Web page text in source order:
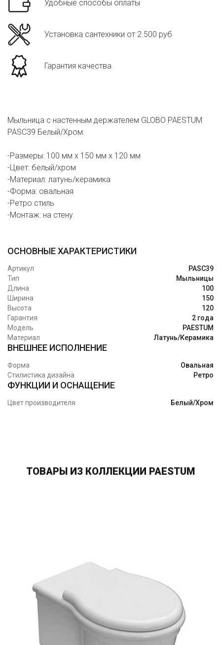
Удобные способы оплаты
Установка сантехники от 2 500 руб
Гарантия качества
Мыльница с настенным держателем GLOBO PAESTUM
PASC39 Белый/Хром:
-Размеры: 100 мм х 150 мм х 120 мм
-Цвет: белый/хром
-Материал: латунь/керамика
-Форма: овальная
-Ретро стиль
-Монтаж: на стену.
ОСНОВНЫЕ ХАРАКТЕРИСТИКИ
Артикул
PASC39
Тип
Мыльницы
Длина
100
Ширина
150
Высота
120
Гарантия
2 года
Модель
PAESTUM
Материал
Латунь/Керамика
ВНЕШНЕЕ ИСПОЛНЕНИЕ
Форма
Овальная
Стилистика дизайна
Ретро
ФУНКЦИИ И ОСНАЩЕНИЕ
Цвет производителя Белый/Хром
ТОВАРЫ ИЗ КОЛЛЕКЦИИ PAESTUM